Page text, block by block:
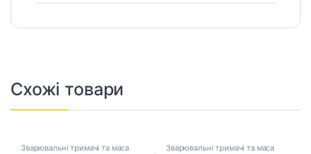
Схожі товари
Зварювальні тримачі та маса Зварювальні тримачі та маса